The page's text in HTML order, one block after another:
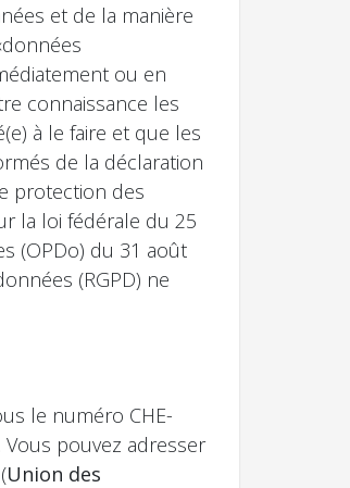
et de la manière
ou en
connaissance les
à le faire et que les
de la déclaration
protection des
la loi fédérale du 25
(OPDo) du 31 août
(RGPD) ne
le numéro CHE-
pouvez adresser
Union des